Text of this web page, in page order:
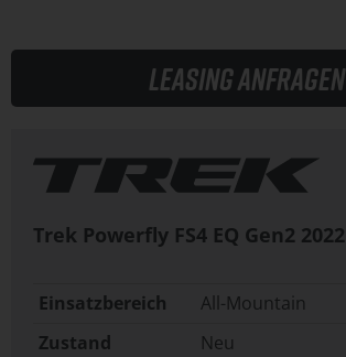
Leasing anfragen
Trek Powerfly FS4 EQ Gen2 2022
Einsatzbereich
All-Mountain
Zustand
Neu